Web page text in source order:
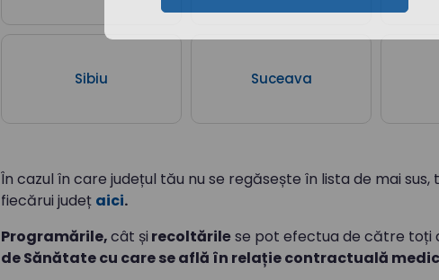
Sibiu Suceava
În cazul în care județul tău nu se regăsește în lista de mai
fiecărui județ aici.
Programările,cât și recoltărilese pot efectua de către toți
de Sănătate cu care se află în relație contractuală